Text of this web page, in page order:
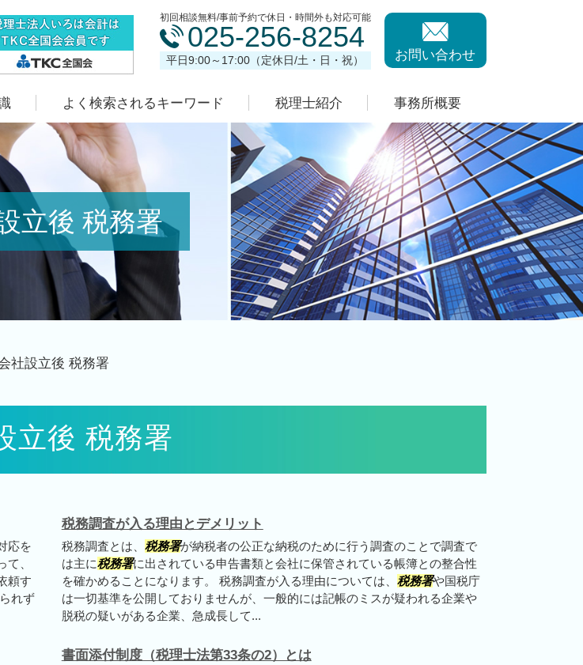
立後 税務署
初回相談無料/事前予約で休日・時間外も対応可能
025-256-8254
平日9:00～17:00（定休日/土・日・祝） お問い合わせ
よく検索されるキーワード 税理士紹介 事務所概要
社設立後 税務署
立後 税務署
応を
、
頼す
れず
税務調査が入る理由とデメリット
税務調査とは、 税務署が納税者の公正な納税のために行う調査のことで調査で
は主に税務署に出されている申告書類と会社に保管されている帳簿との整合性
を確かめることになります。 税務調査が入る理由については、 税務署や国税庁
は一切基準を公開しておりませんが、一般的には記帳のミスが疑われる企業や
脱税の疑いがある企業、急成長して...
書面添付制度（税理士法第33条の2）とは